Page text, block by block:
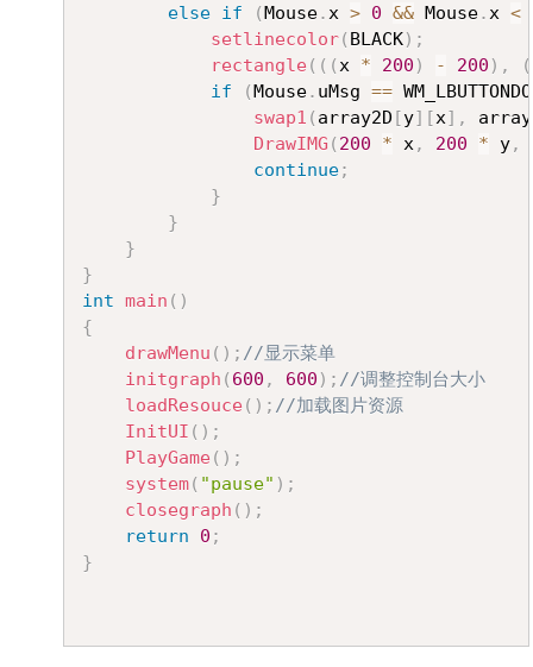
else if (Mouse.x > 0 && Mouse.x <
setlinecolor( BLACK) ;
rectangle( ( (x * 200 ) - 200 ) , (
if
(Mouse. uMsg ==
swap1 ( array2D [y] [x] ,
DrawIMG ( 200 * x, 200 * y,
continue;
}
}
}
}
int main ( )
{
drawMenu ( ) ; //显示菜单
initgraph ( 600 , 600 ) ; //调整控制台大小
loadResouce( ) ; //加载图片资源
InitUI ( ) ;
PlayGame( ) ;
system( "pause" ) ;
closegraph ( ) ;
return
0 ;
}